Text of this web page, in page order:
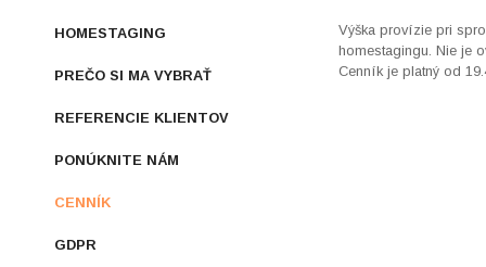
Výška provízie pri
homestagingu. Nie je
Cenník je platný od
HOMESTAGING
PREČO SI MA VYBRAŤ
REFERENCIE KLIENTOV
PONÚKNITE NÁM
CENNÍK
GDPR